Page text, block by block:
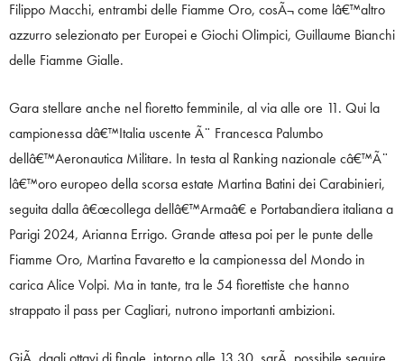
Filippo Macchi, entrambi delle Fiamme Oro, cosÃ¬ come lâ€™altro
azzurro selezionato per Europei e Giochi Olimpici, Guillaume Bianchi
delle Fiamme Gialle.
Gara stellare anche nel fioretto femminile, al via alle ore 11. Qui la
campionessa dâ€™Italia uscente Ã¨ Francesca Palumbo
dellâ€™Aeronautica Militare. In testa al Ranking nazionale câ€™Ã¨
lâ€™oro europeo della scorsa estate Martina Batini dei Carabinieri,
seguita dalla â€œcollega dellâ€™Armaâ€ e Portabandiera italiana a
Parigi 2024, Arianna Errigo. Grande attesa poi per le punte delle
Fiamme Oro, Martina Favaretto e la campionessa del Mondo in
carica Alice Volpi. Ma in tante, tra le 54 fiorettiste che hanno
strappato il pass per Cagliari, nutrono importanti ambizioni.